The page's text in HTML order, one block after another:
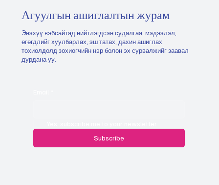
Агуулгын ашиглалтын журам
Subscribe
Энэхүү вэбсайтад нийтлэгдсэн судалгаа, мэдээлэл,
өгөгдлийг хуулбарлах, эш татах, дахин ашиглах
тохиолдолд зохиогчийн нэр болон эх сурвалжийг заавал
дурдана уу.